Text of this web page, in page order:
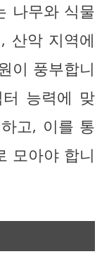
나무와 식물
산악 지역에
이 풍부합니
능력에 맞
고, 이를 통
모아야 합니